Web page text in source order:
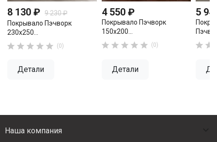
8 130 ₽ 9 230 ₽
Покрывало Пэчворк
230х250...
     (0)
Детали
4 550 ₽
Покрывало Пэчворк
150х200...
     (0)
Детали
5
 
Наша компания